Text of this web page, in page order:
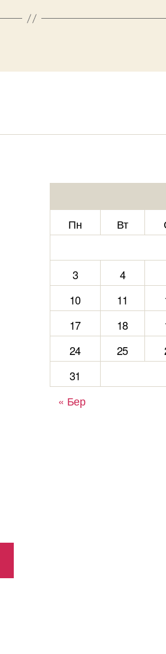
Пн Вт
3
4
10
11
17
18
24
25
31
« Бер